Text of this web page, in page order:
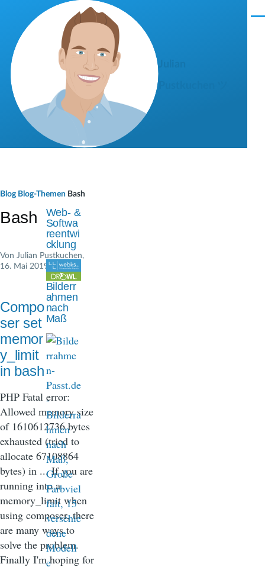
Direkt zum Inhalt
M
a
d
n
v
i
g
a
t
i
o
n
Blog Blog-Themen Bash
Bash
Von Julian Pustkuchen,
16. Mai 2019
Compo
ser set
memor
y_limit
in bash
PHP Fatal error:
Allowed memory size
of 1610612736 bytes
exhausted (tried to
allocate 67108864
bytes) in ... If you are
running into a
memory_limit when
using composer, there
are many ways to
solve the problem.
Finally I'm hoping for
Web- &
Softwa
reentwi
cklung
Bilderr
ahmen
nach
Maß